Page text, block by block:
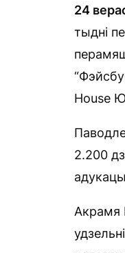
24
тыдні
House
2.200
Акрамя